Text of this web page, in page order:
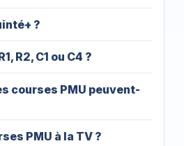
?
R2, C1 ou C4 ?
courses PMU peuvent-
PMU à la TV ?